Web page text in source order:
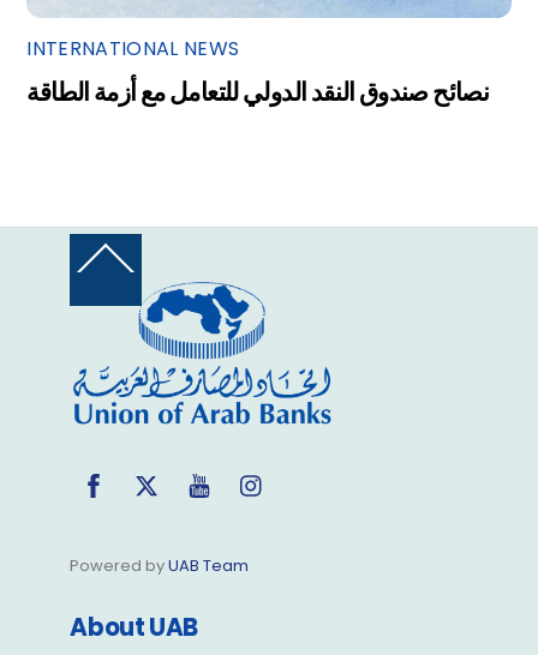
INTERNATIONAL NEWS
نصائح صندوق النقد الدولي للتعامل مع أزمة الطاقة
Back
Top
FacebookTwitter YouTube
Powered byUAB Team
About UAB